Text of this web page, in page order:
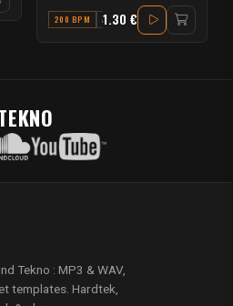
200 BPM A# MAJOR
1.30 €
Tekno : MP3 & WAV,
templates. Hardtek,